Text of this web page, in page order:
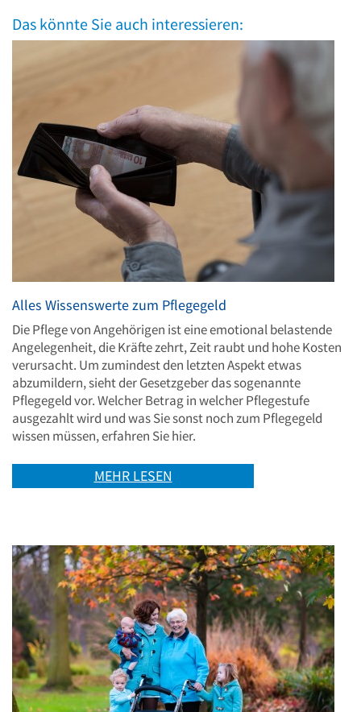
Das könnte Sie auch interessieren:
Alles Wissenswerte zum Pflegegeld
Die Pflege von Angehörigen ist eine emotional belastende
Angelegenheit, die Kräfte zehrt, Zeit raubt und hohe Kosten
verursacht. Um zumindest den letzten Aspekt etwas
abzumildern, sieht der Gesetzgeber das sogenannte
Pflegegeld vor. Welcher Betrag in welcher Pflegestufe
ausgezahlt wird und was Sie sonst noch zum Pflegegeld
wissen müssen, erfahren Sie hier.
MEHR LESEN